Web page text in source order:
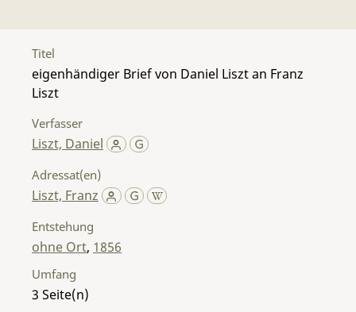
Titel
eigenhändiger Brief von Daniel Liszt an Franz
Liszt
Verfasser
Liszt, Daniel
Adressat(en)
Liszt, Franz
Entstehung
ohne Ort, 1856
Umfang
3